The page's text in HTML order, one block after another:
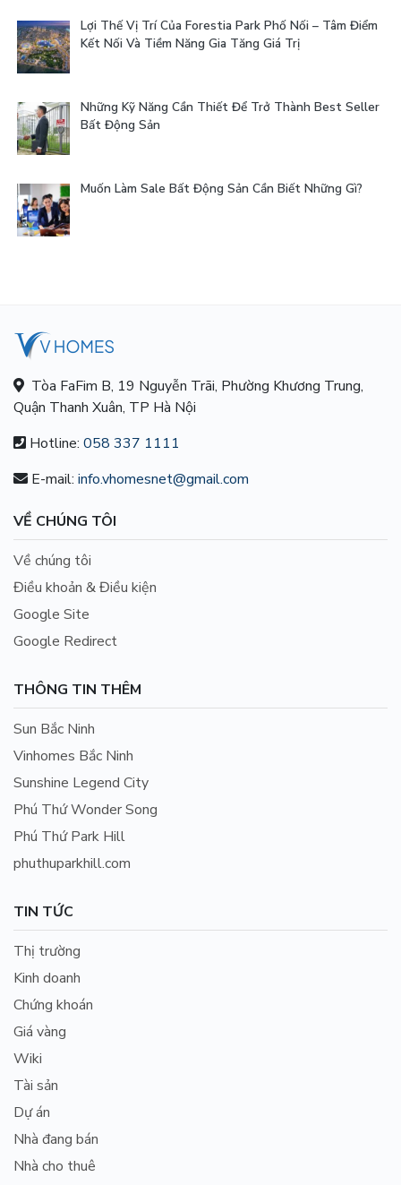
Lợi Thế Vị Trí Của Forestia Park Phố Nối – Tâm Điểm
Kết Nối Và Tiềm Năng Gia Tăng Giá Trị
Những Kỹ Năng Cần Thiết Để Trở Thành Best Seller
Bất Động Sản
Muốn Làm Sale Bất Động Sản Cần Biết Những Gì?
Tòa FaFim B, 19 Nguyễn Trãi, Phường Khương Trung,
Quận Thanh Xuân, TP Hà Nội
Hotline: 058 337 1111
E-mail: info.vhomesnet@gmail.com
VỀ CHÚNG TÔI
Về chúng tôi
Điều khoản & Điều kiện
Google Site
Google Redirect
THÔNG TIN THÊM
Sun Bắc Ninh
Vinhomes Bắc Ninh
Sunshine Legend City
Phú Thứ Wonder Song
Phú Thứ Park Hill
phuthuparkhill.com
TIN TỨC
Thị trường
Kinh doanh
Chứng khoán
Giá vàng
Wiki
Tài sản
Dự án
Nhà đang bán
Nhà cho thuê